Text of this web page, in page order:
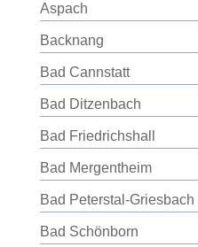
Aspach
Backnang
Bad Cannstatt
Bad Ditzenbach
Bad Friedrichshall
Bad Mergentheim
Bad Peterstal-Griesbach
Bad Schönborn